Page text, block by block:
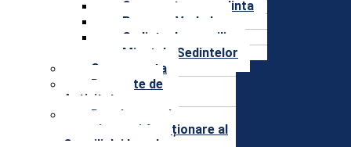
Convocatoare sedinta
Procese Verbale
Sedinte de consiliu
Minutele Sedintelor
Componenta
Rapoarte de
Activitate
Regulament de
organizare și funcționare al